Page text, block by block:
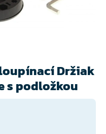
Držiak
s podložkou